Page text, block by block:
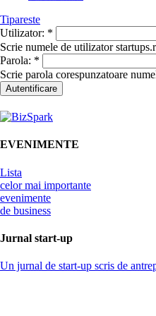
Tipareste
Utilizator: *
Scrie numele de utilizator
Parola: *
Scrie parola corespunzatoare
EVENIMENTE
Lista
celor mai importante
evenimente
de business
Jurnal start-up
Un jurnal de start-up scris de